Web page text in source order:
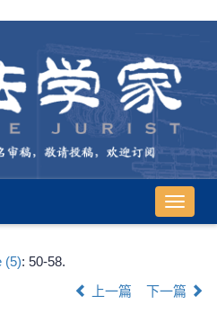
导
航
(5): 50-58.
上一篇 下一篇